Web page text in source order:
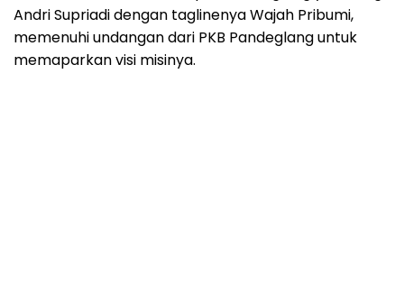
Andri Supriadi dengan taglinenya Wajah Pribumi,
memenuhi undangan dari PKB Pandeglang untuk
memaparkan visi misinya.